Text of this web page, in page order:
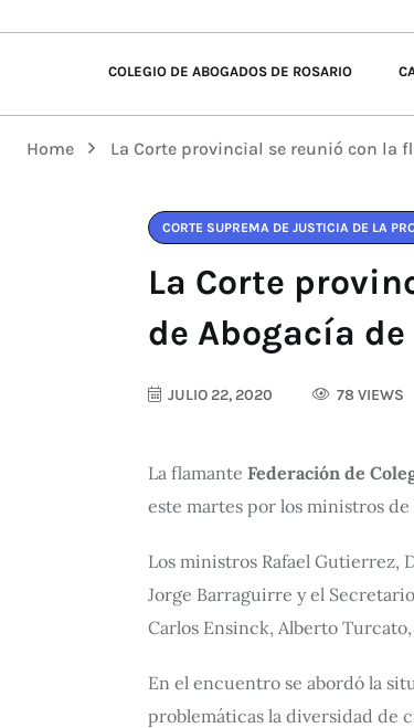
COLEGIO DE ABOGADOS DE ROSARIO
Home La Corte provincial se reunió con la
CORTE SUPREMA DE JUSTICIA DE LA
La Corte
de Abogacía de
JULIO 22, 2020 78 VIEWS
La flamante Federación de
este martes por los ministros
Los ministros Rafael Gutierrez,
Jorge Barraguirre y el
Carlos Ensinck, Alberto
En el encuentro se abordó la
problemáticas la diversidad de